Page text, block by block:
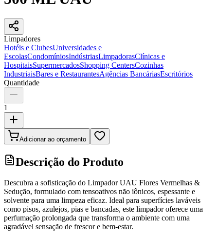
Limpadores
Hotéis e ClubesUniversidades e
EscolasCondomíniosIndústriasLimpadorasClínicas e
HospitaisSupermercadosShopping CentersCozinhas
IndustriaisBares e RestaurantesAgências BancáriasEscritórios
Quantidade
1
Adicionar ao orçamento
Descrição do Produto
Descubra a sofisticação do Limpador UAU Flores Vermelhas &
Sedução, formulado com tensoativos não iônicos, espessante e
solvente para uma limpeza eficaz. Ideal para superfícies laváveis
como pisos, azulejos, pias e bancadas, este limpador oferece uma
perfumação prolongada que transforma o ambiente com uma
agradável sensação de frescor e bem-estar.